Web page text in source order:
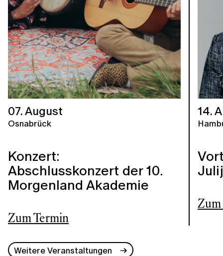
07. August
Osnabrück
Konzert:
Abschlusskonzert der 10.
Morgenland Akademie
Zum Termin
14.
Zum
Weitere Veranstaltungen